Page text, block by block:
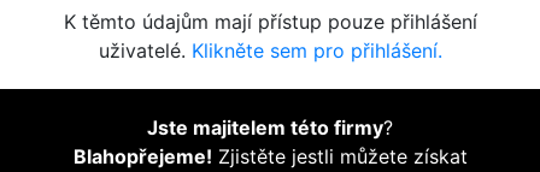
K těmto údajům mají přístup pouze přihlášení
uživatelé. Klikněte sem pro přihlášení.
Jste majitelem této firmy?
Blahopřejeme! Zjistěte jestli můžete získat